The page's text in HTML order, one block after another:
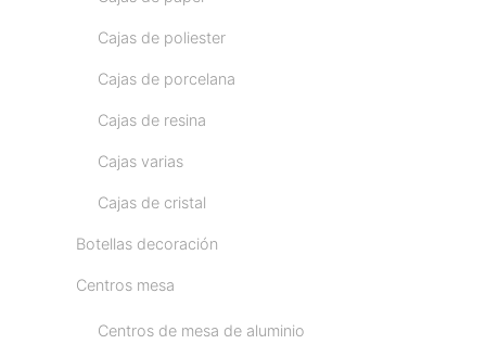
Cajas de poliester
Cajas de porcelana
Cajas de resina
Cajas varias
Cajas de cristal
Botellas decoración
Centros mesa
Centros de mesa de aluminio